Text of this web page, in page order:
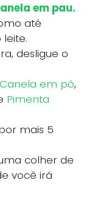
em pau.
até
desligue o
Canela em pó,
Pimenta
mais 5
colher de
você irá